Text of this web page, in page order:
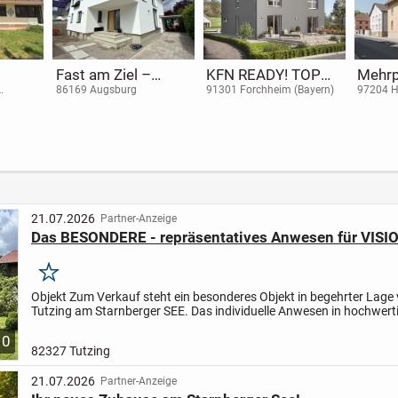
Fast am Ziel –
hochwertig
86169 Augsburg
KFN READY! TOP
LAGE!!!
91301 Forchheim (Bayern)
in
97204
21.07.2026 Partner-Anzeige
Das BESONDERE - repräsentatives Anwesen für
Merken
Objekt Zum Verkauf steht ein besonderes Objekt in begehrter Lage
Tutzing am Starnberger SEE. Das individuelle Anwesen in
82327 Tutzing
21.07.2026 Partner-Anzeige